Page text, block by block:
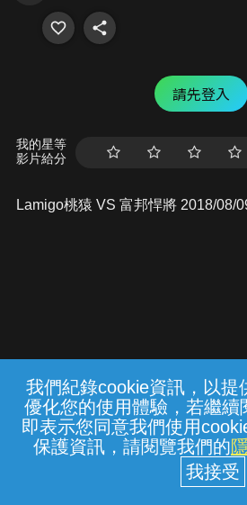
我們紀錄cookie資訊，以提
優化您的使用體驗，若繼續
即表示您同意我們使用
保護資訊，請閱覽我們的
請先登入
我的星等
影片給分
Lamigo桃猿 VS 富邦悍將 2018/08/
常見問題 線上客服 服
中華電信股份有限公司個
(統一編號：